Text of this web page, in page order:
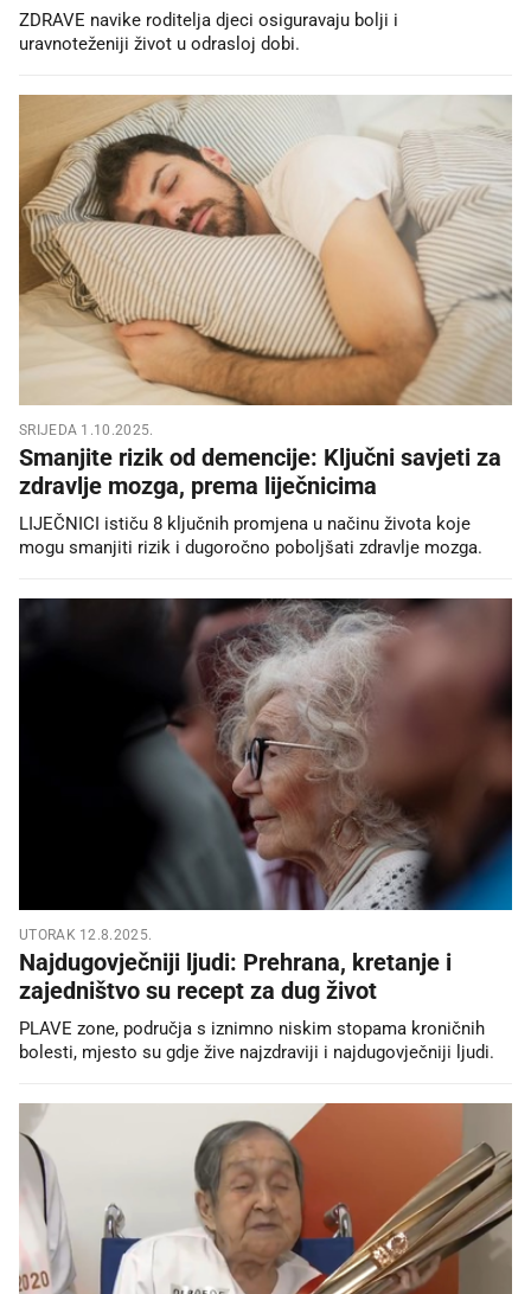
ZDRAVE navike roditelja djeci osiguravaju bolji i
uravnoteženiji život u odrasloj dobi.
SRIJEDA 1.10.2025.
Smanjite rizik od demencije: Ključni savjeti za
zdravlje mozga, prema liječnicima
LIJEČNICI ističu 8 ključnih promjena u načinu života koje
mogu smanjiti rizik i dugoročno poboljšati zdravlje mozga.
UTORAK 12.8.2025.
Najdugovječniji ljudi: Prehrana, kretanje i
zajedništvo su recept za dug život
PLAVE zone, područja s iznimno niskim stopama kroničnih
bolesti, mjesto su gdje žive najzdraviji i najdugovječniji ljudi.